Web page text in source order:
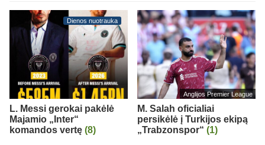
Dienos nuotrauka
L. Messi gerokai pakėlė
Majamio „Inter“
komandos vertę (8)
Anglijos Premier League
M. Salah oficialiai
persikėlė į Turkijos ekipą
„Trabzonspor“ (1)